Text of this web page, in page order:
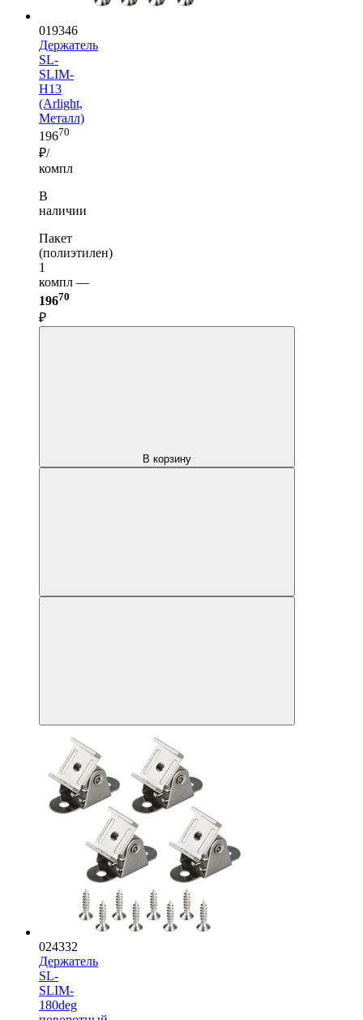
019346
Держатель
SL-
SLIM-
H13
(Arlight,
Металл)
19670
₽/
компл
В
наличии
Пакет
(полиэтилен)
1
компл —
19670
₽
В корзину
024332
Держатель
SL-
SLIM-
180deg